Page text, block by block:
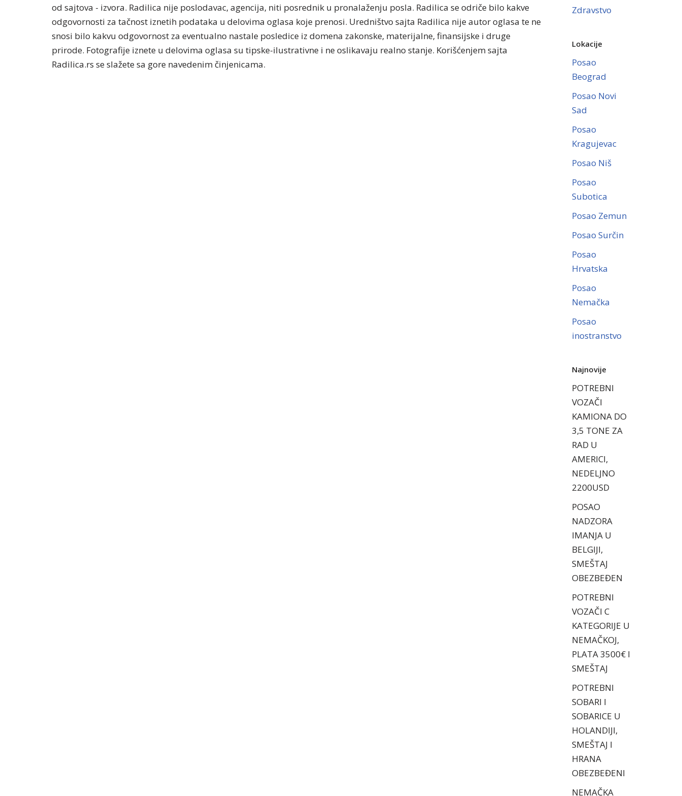
od sajtova - izvora. Radilica nije poslodavac, agencija, niti posrednik u pronalaženju posla. Radilica se odriče bilo kakve
odgovornosti za tačnost iznetih podataka u delovima oglasa koje prenosi. Uredništvo sajta Radilica nije autor oglasa te ne
snosi bilo kakvu odgovornost za eventualno nastale posledice iz domena zakonske, materijalne, finansijske i druge
prirode. Fotografije iznete u delovima oglasa su tipske-ilustrativne i ne oslikavaju realno stanje. Korišćenjem sajta
Radilica.rs se slažete sa gore navedenim činjenicama.
Zdravstvo
Lokacije
Posao
Beograd
Posao Novi
Sad
Posao
Kragujevac
Posao Niš
Posao
Subotica
Posao Zemun
Posao Surčin
Posao
Hrvatska
Posao
Nemačka
Posao
inostranstvo
Najnovije
POTREBNI
VOZAČI
KAMIONA DO
3,5 TONE ZA
RAD U
AMERICI,
NEDELJNO
2200USD
POSAO
NADZORA
IMANJA U
BELGIJI,
SMEŠTAJ
OBEZBEĐEN
POTREBNI
VOZAČI C
KATEGORIJE U
NEMAČKOJ,
PLATA 3500€ I
SMEŠTAJ
POTREBNI
SOBARI I
SOBARICE U
HOLANDIJI,
SMEŠTAJ I
HRANA
OBEZBEĐENI
NEMAČKA